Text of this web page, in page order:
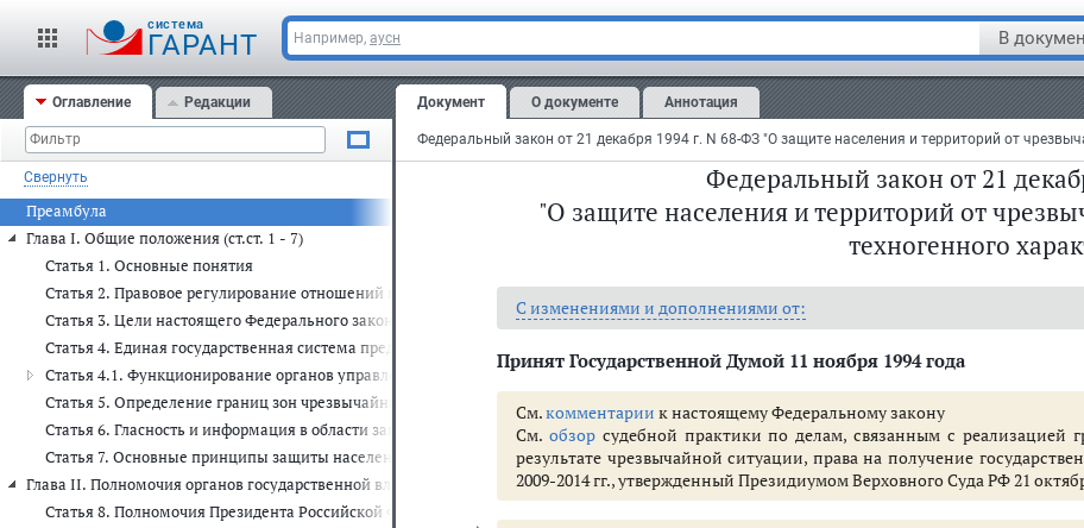
cистема
ГАРАНТ Например, аусн В
Оглавление Редакции
Свернуть
Преамбула
Глава I. Общие положения (ст.ст. 1 - 7)
Статья 1. Основные понятия
Статья 2. Правовое регулирование отношений в области защиты населения и территорий от чрезвычайных ситуаций
Статья 3. Цели настоящего Федерального закона
Статья 4. Единая государственная система предупреждения и ликвидации чрезвычайных ситуаций
Статья 4.1. Функционирование органов управления и сил единой государственной системы предупреждения и ликвидации чрезвычайных
Статья 5. Определение границ зон чрезвычайных ситуаций и зон экстренного оповещения населения
Статья 6. Гласность и информация в области защиты населения и территорий от чрезвычайных ситуаций
Статья 7. Основные принципы защиты населения и территорий от чрезвычайных ситуаций
Глава II. Полномочия органов государственной власти Российской Федерации, органов государственной власти субъектов Российской
Статья 8. Полномочия Президента Российской Федерации в области защиты населения и территорий от чрезвычайных ситуаций
Документ О документе Аннотация
Федеральный закон от 21
"О защите населения и территорий от
техногенного
С изменениями и дополнениями от:
Принят Государственной Думой 11 ноября 1994 года
См.комментарии к настоящему Федеральному закону
См. обзорсудебной практики по делам, связанным с
результате чрезвычайной ситуации, права на получение
2009-2014 гг., утвержденный Президиумом Верховного Суда РФ 21